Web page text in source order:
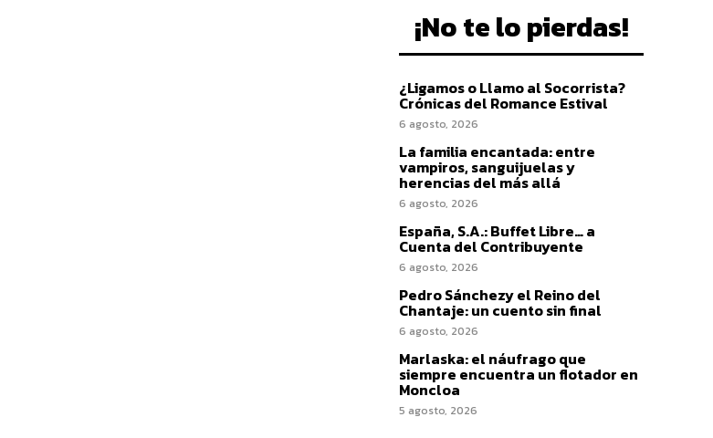
¡No te lo pierdas!
¿Ligamos o Llamo al Socorrista?
Crónicas del Romance Estival
6 agosto, 2026
La familia encantada: entre
vampiros, sanguijuelas y
herencias del más allá
6 agosto, 2026
España, S.A.: Buffet Libre… a
Cuenta del Contribuyente
6 agosto, 2026
Pedro Sánchezy el Reino del
Chantaje: un cuento sin final
6 agosto, 2026
Marlaska: el náufrago que
siempre encuentra un flotador en
Moncloa
5 agosto, 2026